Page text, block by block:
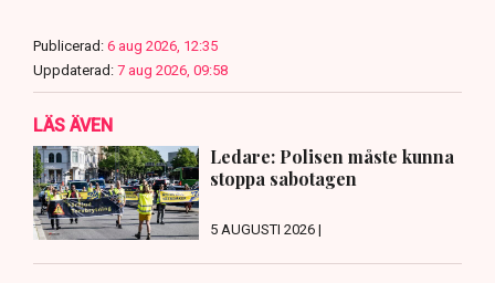
Publicerad: 6 aug 2026, 12:35
Uppdaterad: 7 aug 2026, 09:58
LÄS ÄVEN
Ledare: Polisen måste kunna
stoppa sabotagen
5 AUGUSTI 2026 |